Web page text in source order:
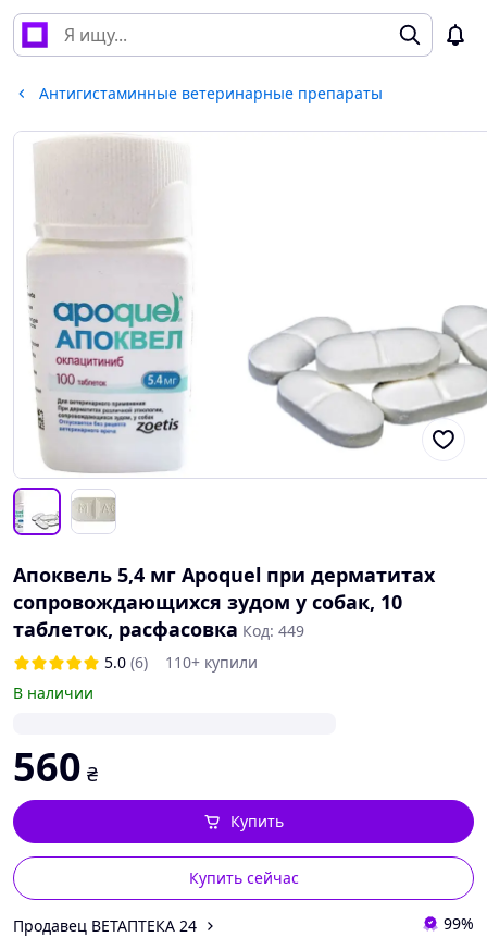
Антигистаминные ветеринарные препараты
Апоквель 5,4 мг Apoquel при дерматитах
сопровождающихся зудом у собак, 10
таблеток, расфасовка Код: 449
5.0 (6)
110+ купили
В наличии
560 ₴
Купить сейчас
Купить
Продавец ВЕТАПТЕКА 24 99%